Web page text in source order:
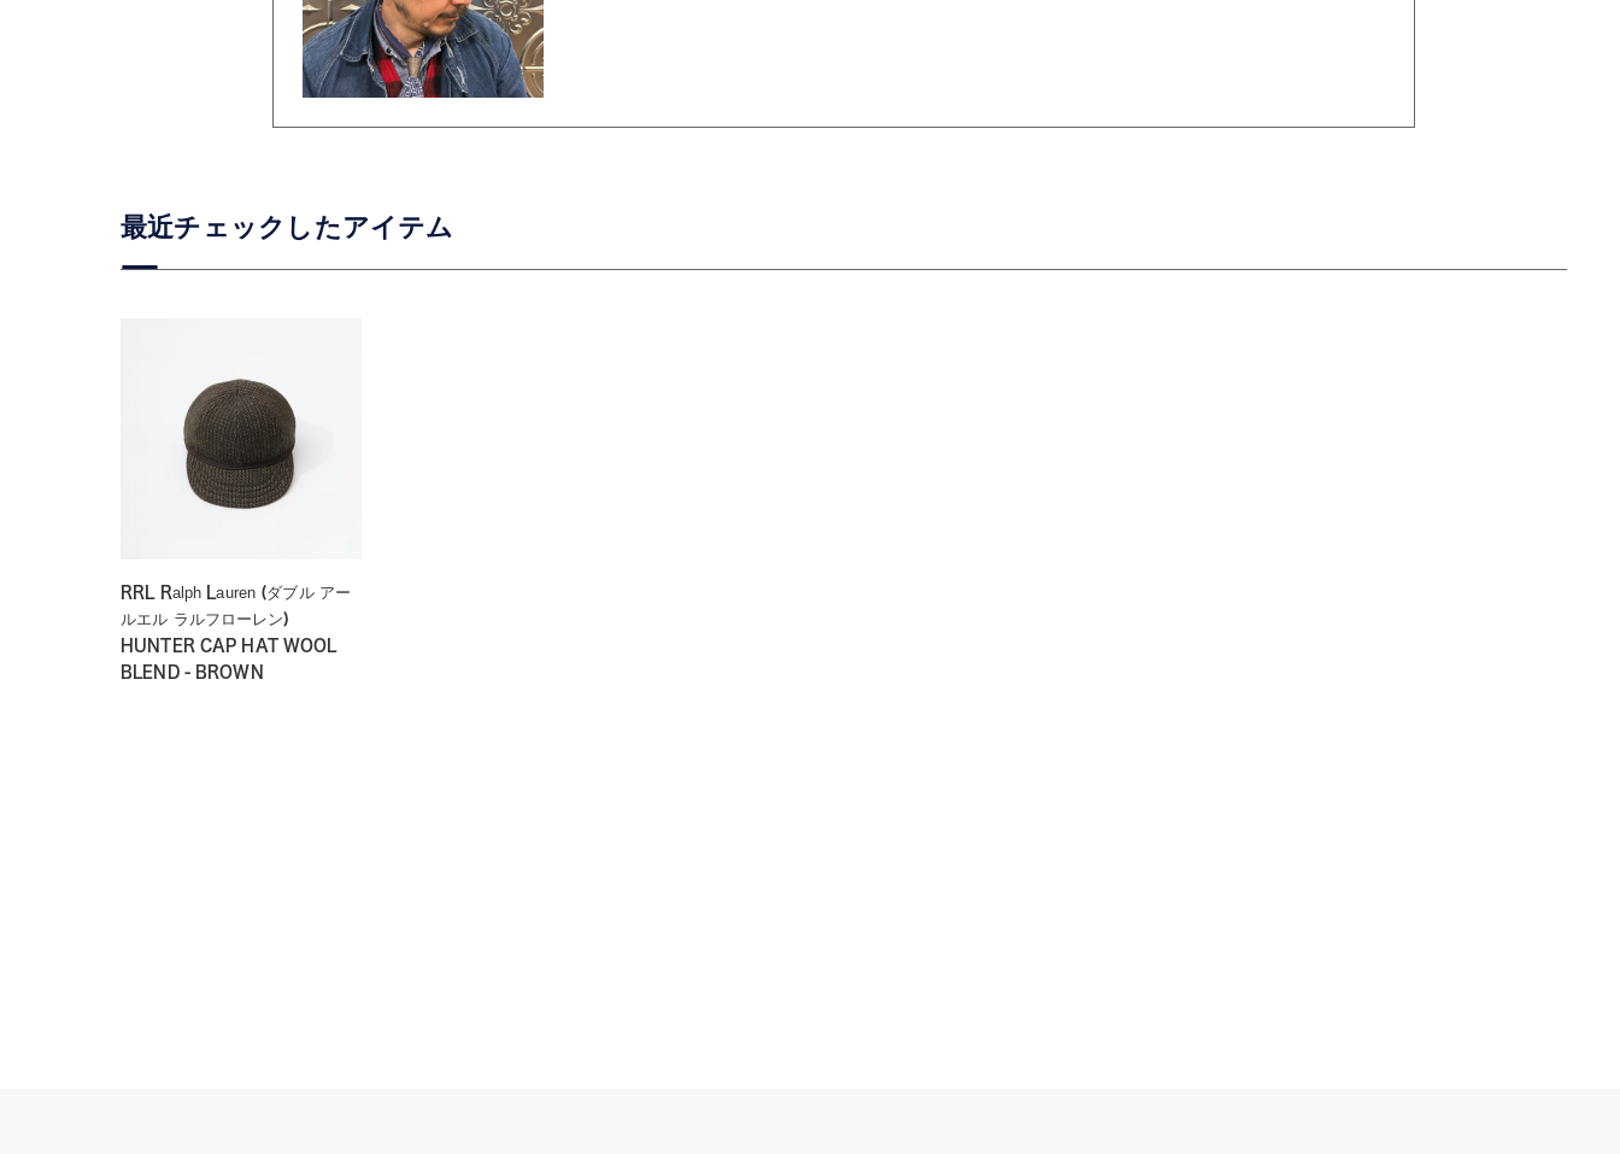
RRL Ralph Lauren (ダブル アー
ルエル ラルフローレン)
HUNTER CAP HAT WOOL
BLEND - BROWN